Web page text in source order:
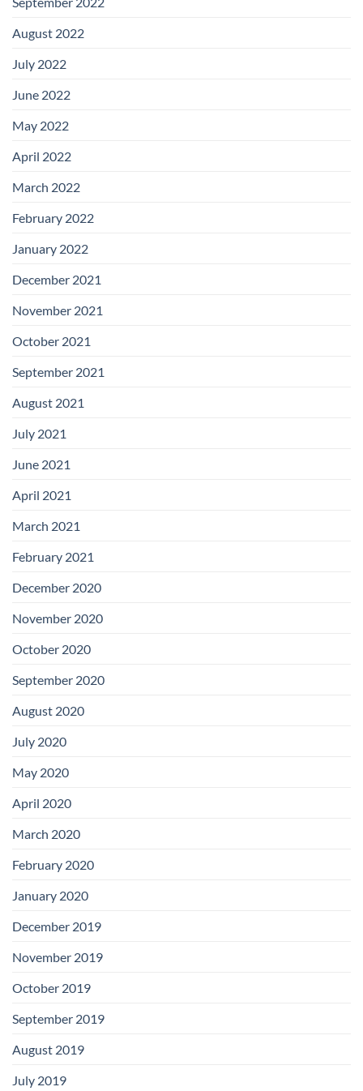
August 2022
July 2022
June 2022
May 2022
April 2022
March 2022
February 2022
January 2022
December 2021
November 2021
October 2021
September 2021
August 2021
July 2021
June 2021
April 2021
March 2021
February 2021
December 2020
November 2020
October 2020
September 2020
August 2020
July 2020
May 2020
April 2020
March 2020
February 2020
January 2020
December 2019
November 2019
October 2019
September 2019
August 2019
July 2019